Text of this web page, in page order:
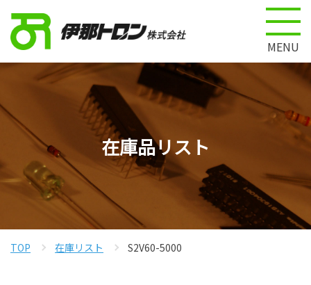
MENU
在庫品リスト
TOP 在庫リスト S2V60-5000